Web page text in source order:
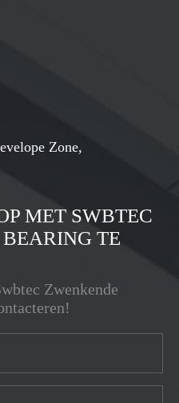
Zone,
MET SWBTEC
TE
Zwenkende